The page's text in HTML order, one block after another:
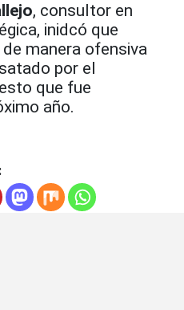
, consultor en
inidcó que
manera ofensiva
por el
que fue
año.